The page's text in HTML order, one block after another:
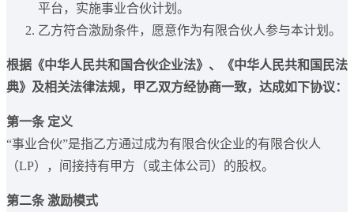
平台，实施事业合伙计划。
乙方符合激励条件，愿意作为有限合伙人参与本计划。
根据《中华人民共和国合伙企业法》、《中华人民共和国民法
典》及相关法律法规，甲乙双方经协商一致，达成如下协议：
第一条 定义
“事业合伙”是指乙方通过成为有限合伙企业的有限合伙人
（LP），间接持有甲方（或主体公司）的股权。
第二条 激励模式